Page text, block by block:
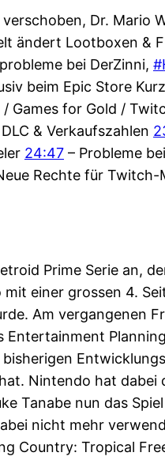
Dr. Mario
ändert Lootboxen &
bei DerZinni,
beim Epic Store
/ Games for Gold /
& Verkaufszahlen
24:47 – Probleme
Rechte für Twitch-
Prime Serie an,
einer grossen 4.
Am vergangenen
Nintendo hat
Tanabe nun das
nicht mehr
Country: Tropical